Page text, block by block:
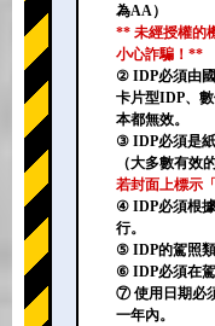
為AA）
** 未經授權的
小心詐騙！**
② IDP必須由國
卡片型IDP、
本都無效。
③ IDP必須是紙
（大多數有效
若封面上標示
④ IDP必須根
行。
⑤ IDP的駕照
⑥ IDP必須在駕
⑦ 使用日期必
一年內。